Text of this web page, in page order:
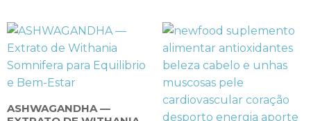
ASHWAGANDHA —